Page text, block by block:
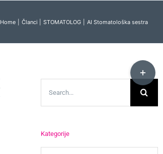
Home Članci STOMATOLOG AI Stomatološka sestra
Kategorije
Toggle
Sliding
Bar